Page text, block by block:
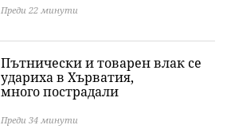
Преди 22 минути
Пътнически и товарен влак се
удариха в Хърватия,
много пострадали
Преди 34 минути